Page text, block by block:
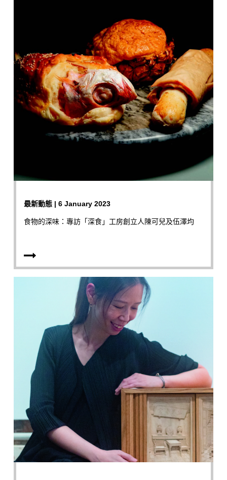
最新動態 | 6 January 2023
食物的深味：專訪「深食」工房創立人陳可兒及伍澤均